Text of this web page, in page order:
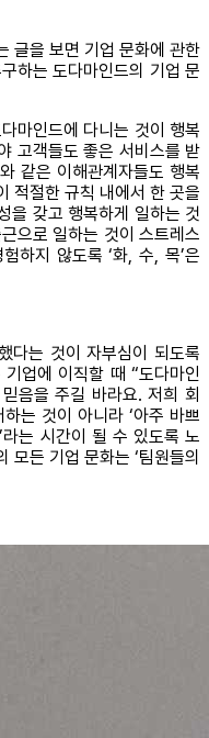
글을 보면 기업 문화에 관한
하는 도다마인드의 기업 문
마인드에 다니는 것이 행복
고객들도 좋은 서비스를 받
같은 이해관계자들도 행복
적절한 규칙 내에서 한 곳을
을 갖고 행복하게 일하는 것
으로 일하는 것이 스트레스
하지 않도록 ‘화, 수, 목’은
다는 것이 자부심이 되도록
업에 이직할 때 “도다마인
음을 주길 바라요. 저희 회
는 것이 아니라 ‘아주 바쁘
는 시간이 될 수 있도록 노
모든 기업 문화는 ‘팀원들의